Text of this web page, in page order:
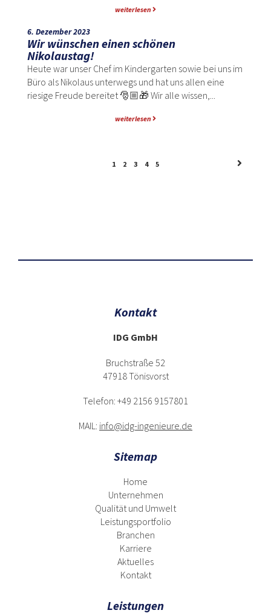
weiterlesen
6. Dezember 2023
Wir wünschen einen schönen
Nikolaustag!
Heute war unser Chef im Kindergarten sowie bei uns im
Büro als Nikolaus unterwegs und hat uns allen eine
riesige Freude bereitet 🎅🏼🎁 Wir alle wissen,...
weiterlesen
1 2 3 4 5
Kontakt
IDG GmbH
Bruchstraße 52
47918 Tönisvorst
Telefon: +49 2156 9157801
MAIL: info@idg-ingenieure.de
Sitemap
Home
Unternehmen
Qualität und Umwelt
Leistungsportfolio
Branchen
Karriere
Aktuelles
Kontakt
Leistungen